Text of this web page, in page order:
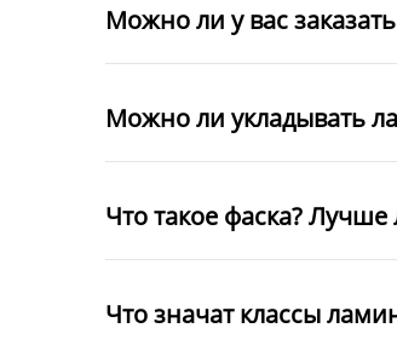
Можно ли у вас
Можно ли укладывать
Что такое фаска?
Что значат классы